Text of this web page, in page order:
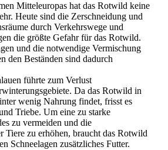
Mitteleuropas hat das Rotwild keine
Heute sind die Zerschneidung und
durch Verkehrswege und
die größte Gefahr für das Rotwild.
und die notwendige Vermischung
den Beständen sind dadurch
führte zum Verlust
Da das Rotwild in
wenig Nahrung findet, frisst es
Triebe. Um eine zu starke
zu vermeiden und die
Tiere zu erhöhen, braucht das Rotwild
Schneelagen zusätzliches Futter.